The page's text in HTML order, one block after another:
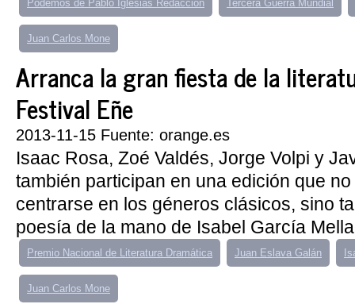
Podemos de Pablo Iglesias Redacción Tercera Guerra Mundial
Juan Carlos Mone
Arranca la gran fiesta de la
Festival Eñe
2013-11-15 Fuente: orange.es
Isaac Rosa, Zoé Valdés, Jorge Volpi y
también participan en una edición que
centrarse en los géneros clásicos, sino
poesía de la mano de Isabel García
Premio Nacional de Literatura Dramática Juan Eslava Galán
Juan Carlos Mone